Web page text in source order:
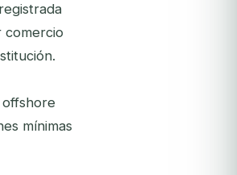
comercio
offshore
mínimas